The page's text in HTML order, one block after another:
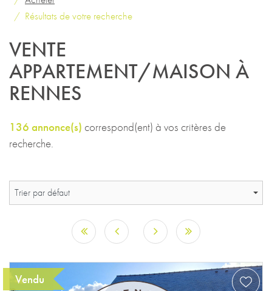
Résultats de votre recherche
VENTE
APPARTEMENT/MAISON À
RENNES
136 annonce(s) correspond(ent) à vos critères de
recherche.
Trier par défaut
Vendu